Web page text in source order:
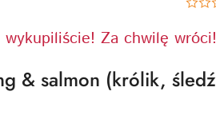
Za chwilę wróci!
& salmon (królik,